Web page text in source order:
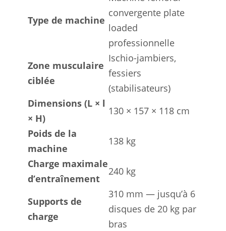
Type de machine
convergente plate
loaded
professionnelle
Zone musculaire
ciblée
Ischio-jambiers,
fessiers
(stabilisateurs)
Dimensions (L × l
× H)
130 × 157 × 118 cm
Poids de la
machine
138 kg
Charge maximale
d’entraînement
240 kg
Supports de
charge
310 mm — jusqu’à 6
disques de 20 kg par
bras